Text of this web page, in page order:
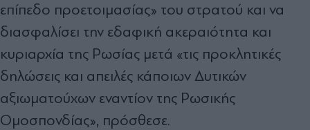
επίπεδο προετοιμασίας» του στρατού και να
διασφαλίσει την εδαφική ακεραιότητα και
κυριαρχία της Ρωσίας μετά «τις προκλητικές
δηλώσεις και απειλές κάποιων Δυτικών
αξιωματούχων εναντίον της Ρωσικής
Ομοσπονδίας», πρόσθεσε.